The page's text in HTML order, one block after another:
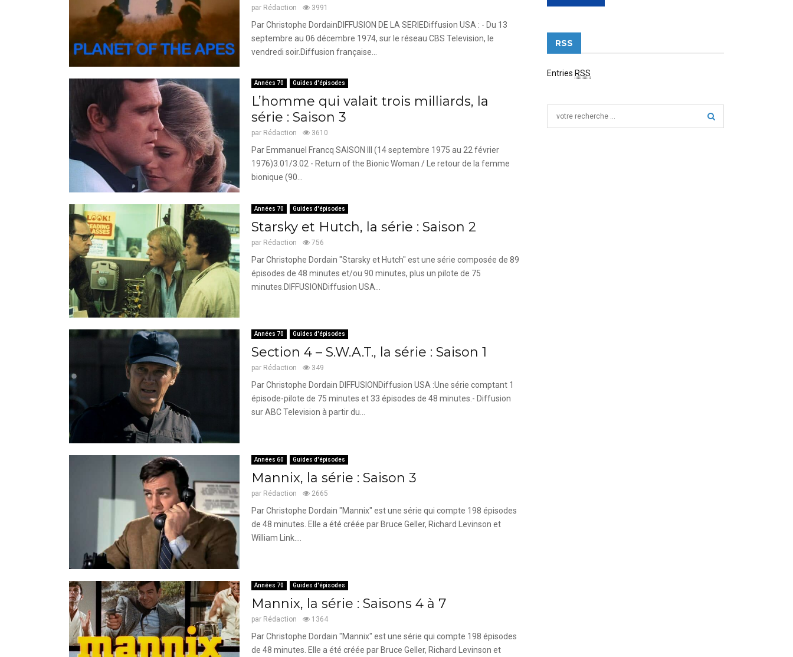
par Rédaction 3991
Par Christophe DordainDIFFUSION DE LA SERIEDiffusion USA : - Du 13
septembre au 06 décembre 1974, sur le réseau CBS Television, le
vendredi soir.Diffusion française...
Années 70 Guides d'épisodes
L’homme qui valait trois milliards, la
série : Saison 3
par Rédaction 3610
Par Emmanuel Francq SAISON III (14 septembre 1975 au 22 février
1976)3.01/3.02 - Return of the Bionic Woman / Le retour de la femme
bionique (90...
Années 70 Guides d'épisodes
Starsky et Hutch, la série : Saison 2
par Rédaction 756
Par Christophe Dordain "Starsky et Hutch" est une série composée de 89
épisodes de 48 minutes et/ou 90 minutes, plus un pilote de 75
minutes.DIFFUSIONDiffusion USA...
Années 70 Guides d'épisodes
Section 4 – S.W.A.T., la série : Saison 1
par Rédaction 349
Par Christophe Dordain DIFFUSIONDiffusion USA :Une série comptant 1
épisode-pilote de 75 minutes et 33 épisodes de 48 minutes.- Diffusion
sur ABC Television à partir du...
Années 60 Guides d'épisodes
Mannix, la série : Saison 3
par Rédaction 2665
Par Christophe Dordain "Mannix" est une série qui compte 198 épisodes
de 48 minutes. Elle a été créée par Bruce Geller, Richard Levinson et
William Link....
Années 70 Guides d'épisodes
Mannix, la série : Saisons 4 à 7
par Rédaction 1364
Par Christophe Dordain "Mannix" est une série qui compte 198 épisodes
de 48 minutes. Elle a été créée par Bruce Geller, Richard Levinson et
RSS
Entries RSS